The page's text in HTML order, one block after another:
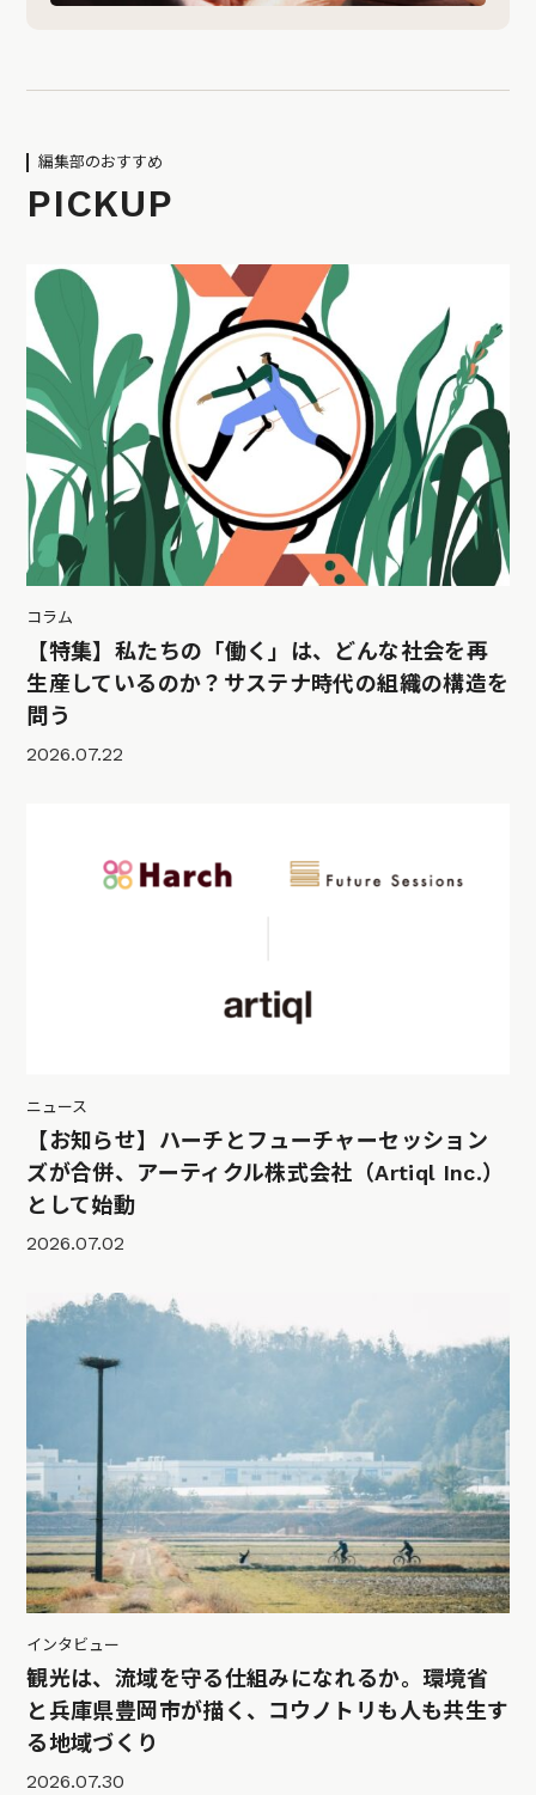
編集部のおすすめ
PICKUP
コラム
【特集】私たちの「働く」は、どんな社会を再
生産しているのか？サステナ時代の組織の構造を
問う
2026.07.22
ニュース
【お知らせ】ハーチとフューチャーセッション
ズが合併、アーティクル株式会社（Artiql Inc.）
として始動
2026.07.02
インタビュー
観光は、流域を守る仕組みになれるか。環境省
と兵庫県豊岡市が描く、コウノトリも人も共生す
る地域づくり
2026.07.30